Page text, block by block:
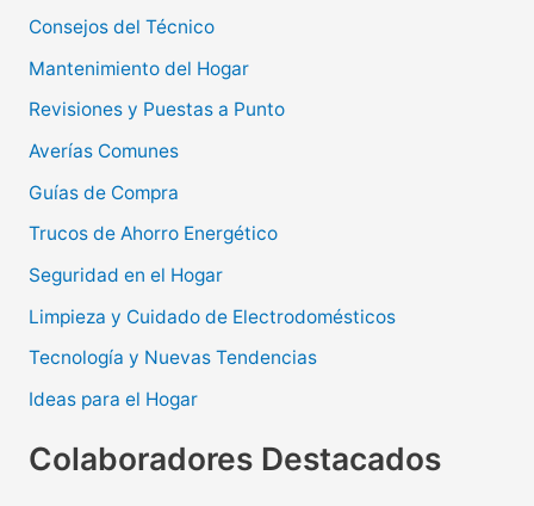
Consejos del Técnico
Mantenimiento del Hogar
Revisiones y Puestas a Punto
Averías Comunes
Guías de Compra
Trucos de Ahorro Energético
Seguridad en el Hogar
Limpieza y Cuidado de Electrodomésticos
Tecnología y Nuevas Tendencias
Ideas para el Hogar
Colaboradores Destacados